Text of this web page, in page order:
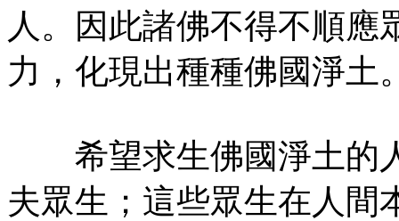
人。因此諸佛不得不順應
力，化現出種種佛國淨土
希望求生佛國淨土的
夫眾生；這些眾生在人間